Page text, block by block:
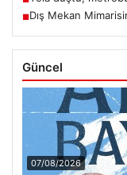
■Dış Mekan
Güncel
07/08/2026